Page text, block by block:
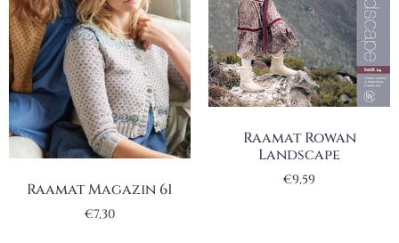
Raamat Magazin 61
€7,30
Raamat Rowan
Landscape
€9,59